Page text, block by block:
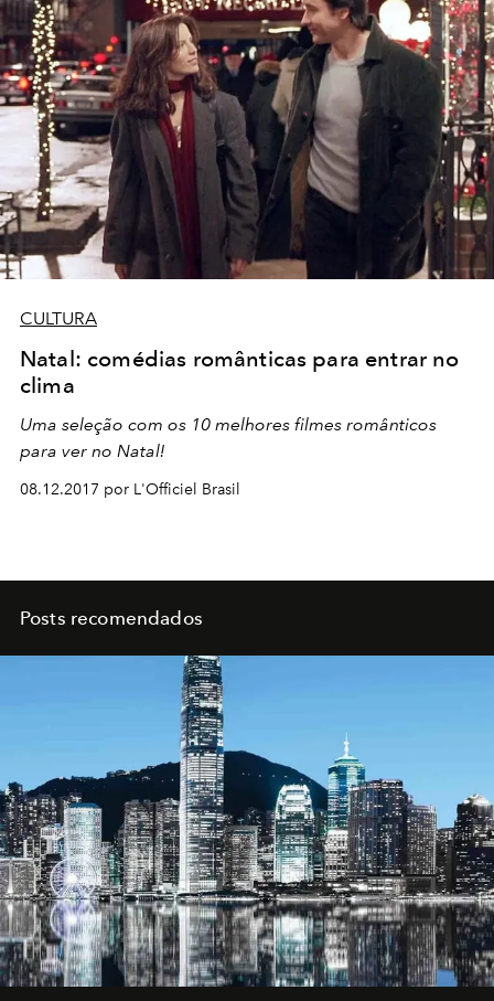
CULTURA
Natal: comédias românticas para entrar no
clima
Uma seleção com os 10 melhores filmes românticos
para ver no Natal!
08.12.2017 por L'Officiel Brasil
Posts recomendados